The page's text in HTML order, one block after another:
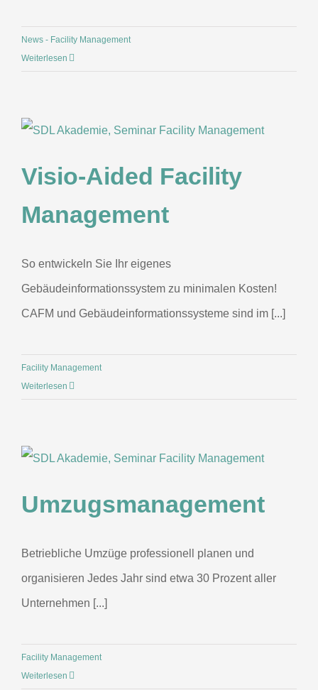
News - Facility Management
Weiterlesen
Visio-Aided Facility
Management
So entwickeln Sie Ihr eigenes
Gebäudeinformationssystem zu minimalen Kosten!
CAFM und Gebäudeinformationssysteme sind im [...]
Facility Management
Weiterlesen
Umzugsmanagement
Betriebliche Umzüge professionell planen und
organisieren Jedes Jahr sind etwa 30 Prozent aller
Unternehmen [...]
Facility Management
Weiterlesen